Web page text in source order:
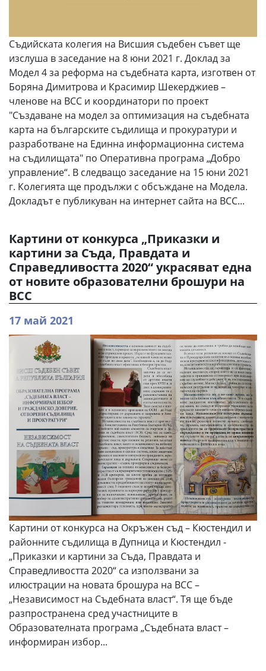
Съдийската колегия на Висшия съдебен съвет ще
изслуша в заседание на 8 юни 2021 г. Доклад за
Модел 4 за реформа на съдебната карта, изготвен от
Боряна Димитрова и Красимир Шекерджиев –
членове на ВСС и координатори по проект
"Създаване на модел за оптимизация на съдебната
карта на българските съдилища и прокуратури и
разработване на Единна информационна система
на съдилищата" по Оперативна програма „Добро
управление“. В следващо заседание на 15 юни 2021
г. Колегията ще продължи с обсъждане на Модела.
Докладът е публикуван на интернет сайта на ВСС...
Картини от конкурса „Приказки и
картини за Съда, Правдата и
Справедливостта 2020“ украсяват една
от новите образователни брошури на
ВСС
17 май 2021
Картини от конкурса на Окръжен съд – Кюстендил и
районните съдилища в Дупница и Кюстендил -
„Приказки и картини за Съда, Правдата и
Справедливостта 2020“ са използвани за
илюстрации на новата брошура на ВСС –
„Независимост на Съдебната власт“. Тя ще бъде
разпространена сред участниците в
Образователната програма „Съдебната власт –
информиран избор...